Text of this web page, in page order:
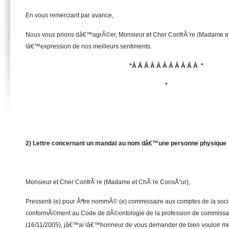
En vous remerciant par avance,
Nous vous prions dâ€™agrÃ©er, Monsieur et Cher ConfrÃ¨re (Madame
lâ€™expression de nos meilleurs sentiments.
*Â Â Â Â Â Â Â Â Â Â Â *
*
2) Lettre concernant un mandat au nom dâ€™une personne physique
Monsieur et Cher ConfrÃ¨re (Madame et ChÃ¨re ConsÅ“ur),
Pressenti (e) pour Ãªtre nommÃ© (e) commissaire aux comptes de la
conformÃ©ment au Code de dÃ©ontologie de la profession de
(16/11/2005), jâ€™ai lâ€™honneur de vous demander de bien vouloir